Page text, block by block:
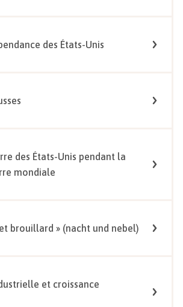
des États-Unis
des États-Unis pendant la
mondiale
brouillard » (nacht und nebel)
et croissance